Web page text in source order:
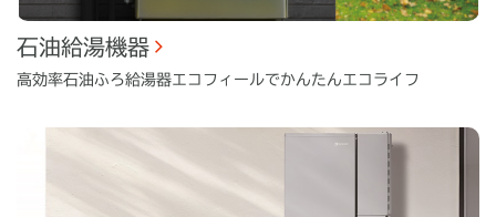
石油給湯機器
高効率石油ふろ給湯器エコフィールでかんたんエコライフ